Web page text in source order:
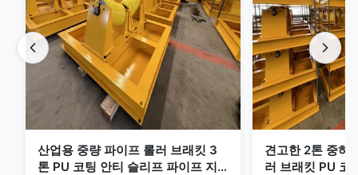
산업용 중량 파이프 롤러 브래킷 3
톤 PU 코팅 안티 슬리프 파이프 지
견고한 2톤 중하
러 브래킷 PU 코